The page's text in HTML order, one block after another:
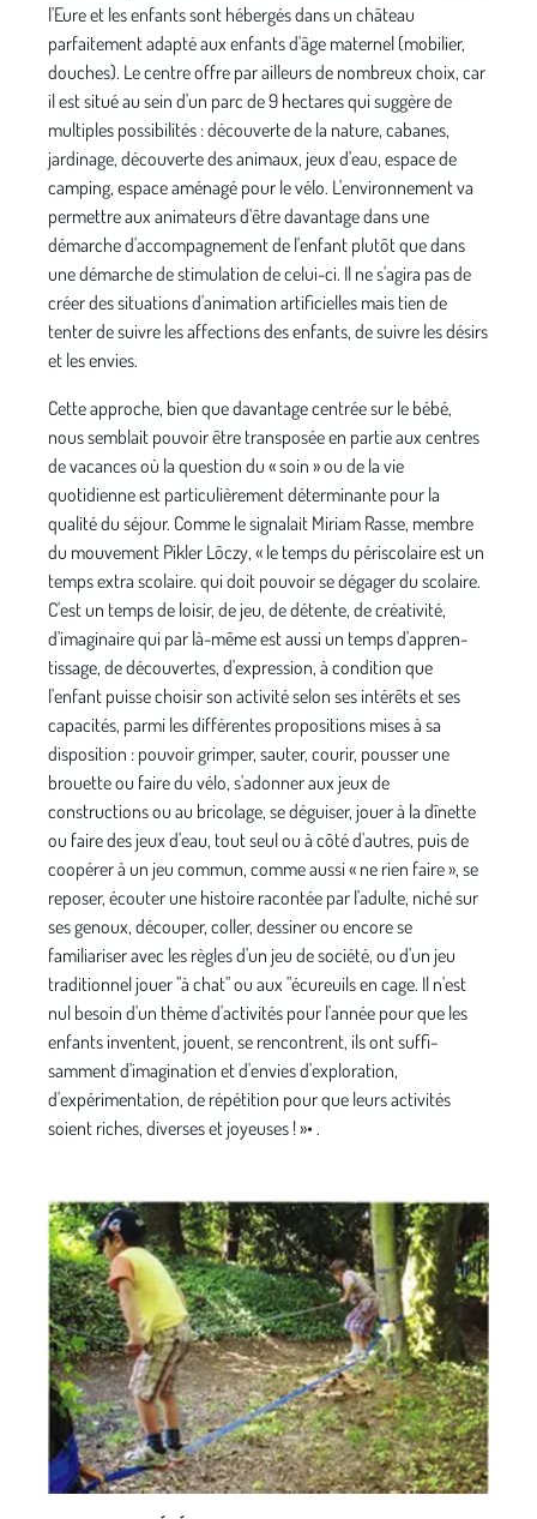
l'Eure et les enfants sont hébergés dans un château
parfaitement adapté aux enfants d'âge maternel (mobilier,
douches). Le centre offre par ailleurs de nombreux choix, car
il est situé au sein d'un parc de 9 hectares qui suggère de
multiples possibili­tés : découverte de la nature, cabanes,
jardinage, découverte des animaux, jeux d'eau, espace de
cam­ping, espace aménagé pour le vélo. L'environnement va
permettre aux animateurs d'être davantage dans une
démarche d'accompagnement de l'enfant plutôt que dans
une démarche de stimulation de celui-ci. Il ne s'agira pas de
créer des situations d'animation artificielles mais tien de
tenter de suivre les affections des enfants, de suivre les désirs
et les envies.
Cette approche, bien que davantage cen­trée sur le bébé,
nous semblait pouvoir être transposée en partie aux centres
de vacances où la question du « soin » ou de la vie
quotidienne est particulièrement déterminante pour la
qualité du séjour. Comme le signalait Miriam Rasse, membre
du mouvement Pikler Lôczy, « le temps du périscolaire est un
temps extra scolaire. qui doit pouvoir se dégager du scolaire.
C'est un temps de loisir, de jeu, de détente, de créativité,
d'imaginaire qui par là-même est aussi un temps d'appren­
tissage, de découvertes, d'expression, à condition que
l'enfant puisse choisir son activité selon ses intérêts et ses
capacités, parmi les différentes propositions mises à sa
disposition : pouvoir grimper, sauter, courir, pousser une
brouette ou faire du vélo, s'adonner aux jeux de
constructions ou au bricolage, se déguiser, jouer à la dînette
ou faire des jeux d'eau, tout seul ou à côté d'autres, puis de
coopérer à un jeu commun, comme aussi « ne rien faire », se
reposer, écouter une histoire racontée par l'adulte, niché sur
ses genoux, découper, coller, dessiner ou encore se
familiariser avec les règles d'un jeu de société, ou d'un jeu
traditionnel jouer "à chat" ou aux "écureuils en cage. Il n'est
nul besoin d'un thème d'activités pour l'année pour que les
enfants inven­tent, jouent, se rencontrent, ils ont suffi­
samment d'imagination et d'envies d'ex­ploration,
d'expérimentation, de répétition pour que leurs activités
soient riches, diverses et joyeuses ! »• .